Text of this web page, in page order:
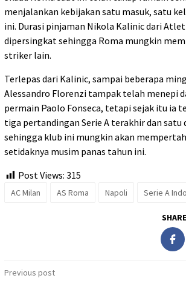
menjalankan kebijakan satu masuk, satu
ini. Durasi pinjaman Nikola Kalinic dari
dipersingkat sehingga Roma mungkin
striker lain.
Terlepas dari Kalinic, sampai beberapa
Alessandro Florenzi tampak telah menepi
permain Paolo Fonseca, tetapi sejak itu ia
tiga pertandingan Serie A terakhir dan satu
sehingga klub ini mungkin akan
setidaknya musim panas tahun ini.
Post Views: 315
AC Milan AS Roma Napoli Serie A
SHARE
Post
Previous post